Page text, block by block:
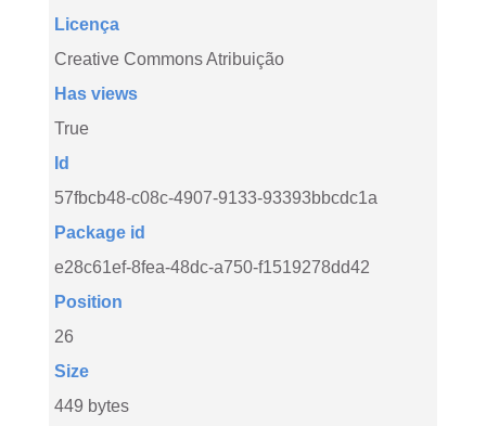
Licença
Creative Commons Atribuição
Has views
True
Id
57fbcb48-c08c-4907-9133-93393bbcdc1a
Package id
e28c61ef-8fea-48dc-a750-f1519278dd42
Position
26
Size
449 bytes